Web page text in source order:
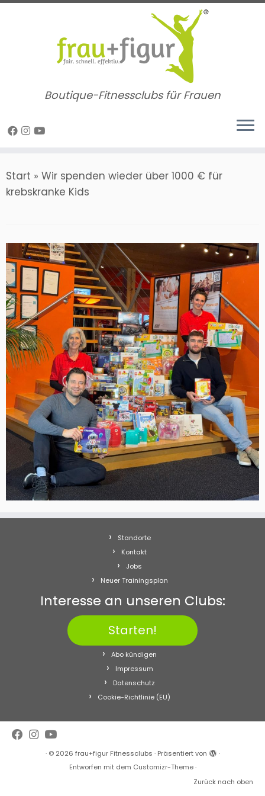
Zum
Boutique-Fitnessclubs für Frauen
Start » Wir spenden wieder über 1000 € für
krebskranke Kids
Standorte
Kontakt
Jobs
Neuer Trainingsplan
Interesse an unseren Clubs:
Starten!
Abo kündigen
Impressum
Datenschutz
Cookie-Richtlinie (EU)
· © 2026 frau+figur Fitnessclubs · Präsentiert von
·
Entworfen mit dem Customizr-Theme·
Zurück nach oben